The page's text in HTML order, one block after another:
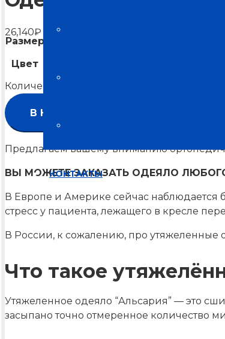
КОНТАКТЫ
26,140₽ 48,400
Размер
Цвет
Количество товара Одеяло утяжеленное (Т)
В КОРЗИНУ
Предлагаем вашему вниманию
ВЫ МОЖЕТЕ ЗАКАЗАТЬ ОДЕЯЛО
В Европе и Америке сейчас наблюдается
стресс у пациента, лежащего в кресле
В России, к сожалению, про утяжеленные
Что такое
Утяжеленное одеяло “Альсария” — это
засыпано точно отмеренное количество